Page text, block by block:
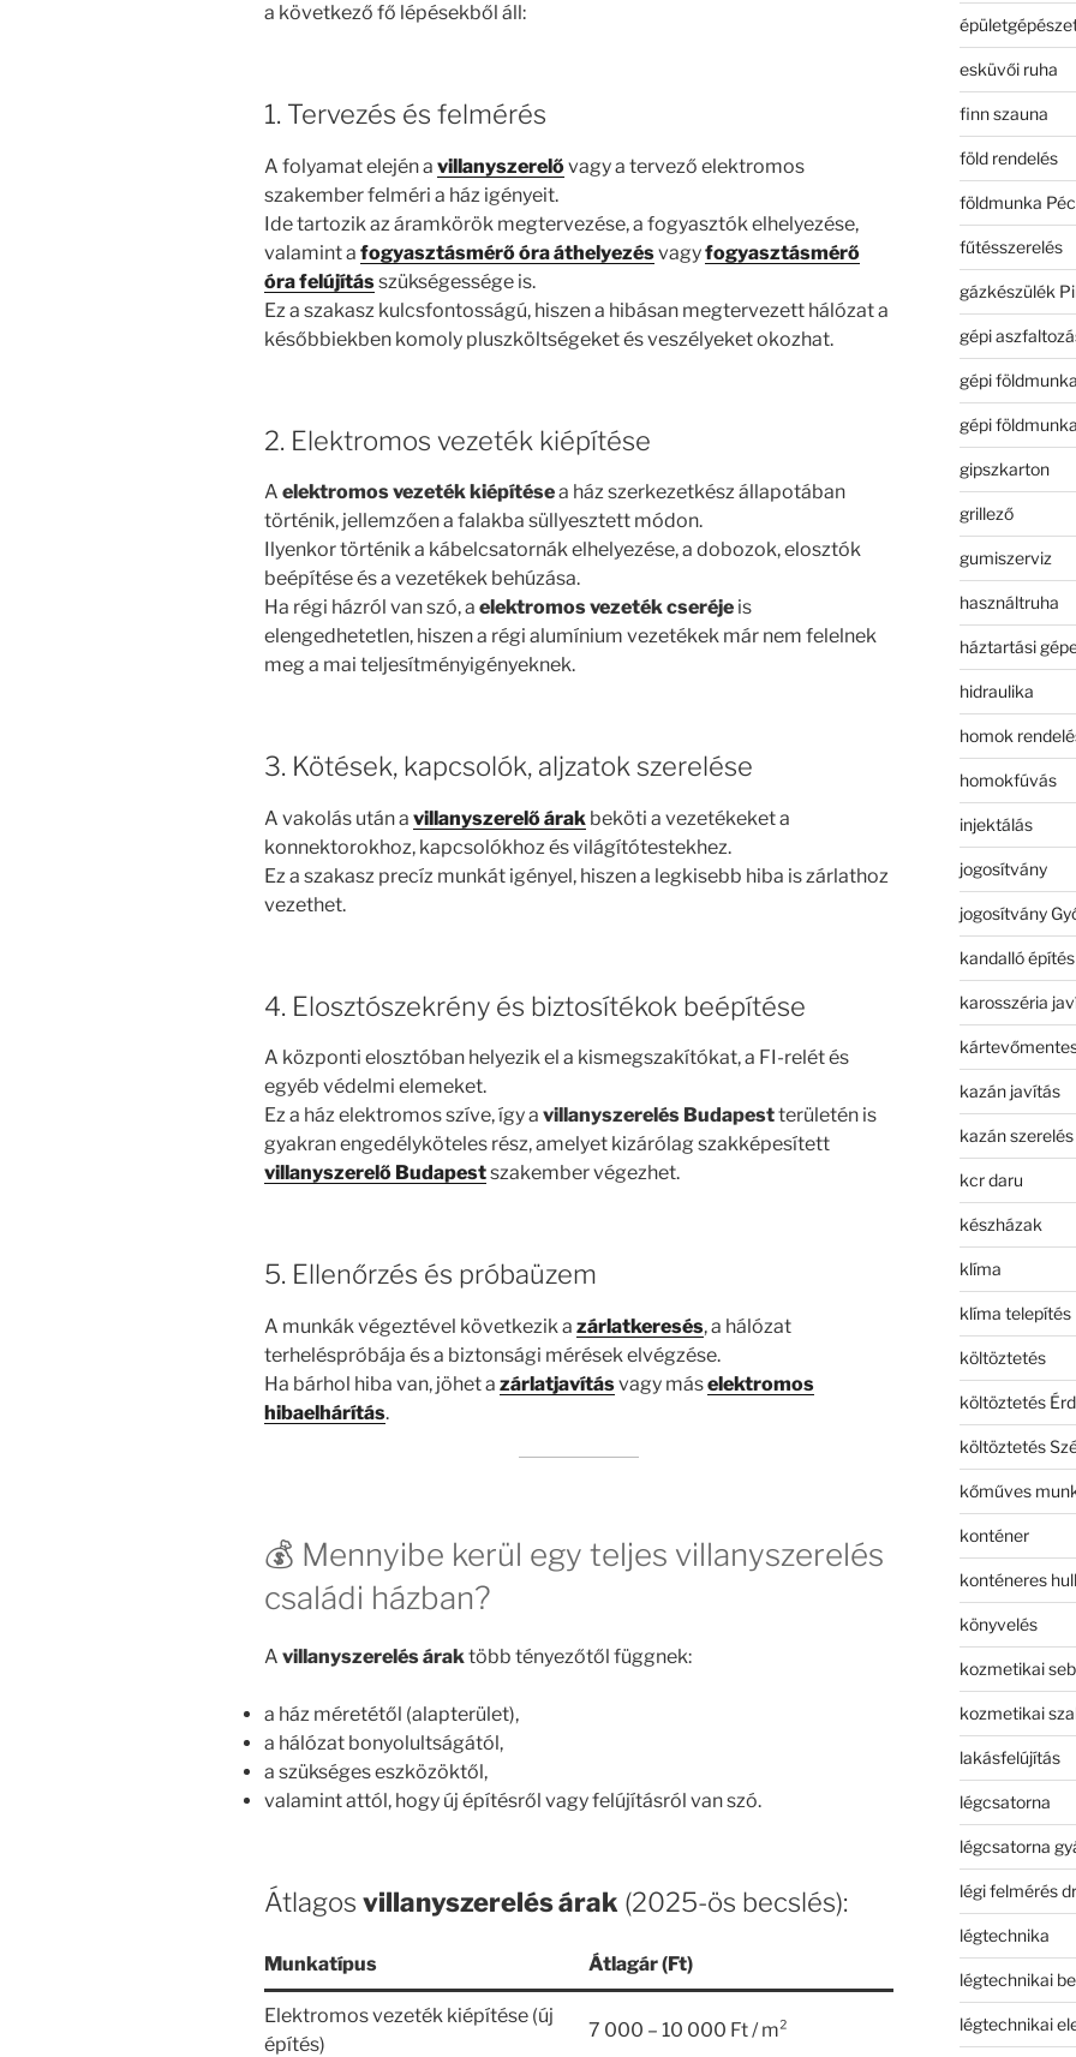
a következő fő lépésekből áll:
1. Tervezés és felmérés
A folyamat elején a villanyszerelővagy a tervező elektromos
szakember felméri a ház igényeit.
Ide tartozik az áramkörök megtervezése, a fogyasztók elhelyezése,
valamint a fogyasztásmérő óra áthelyezésvagyfogyasztásmérő
óra felújításszükségessége is.
Ez a szakasz kulcsfontosságú, hiszen a hibásan megtervezett hálózat a
későbbiekben komoly pluszköltségeket és veszélyeket okozhat.
2. Elektromos vezeték kiépítése
A elektromos vezeték kiépítésea ház szerkezetkész állapotában
történik, jellemzően a falakba süllyesztett módon.
Ilyenkor történik a kábelcsatornák elhelyezése, a dobozok, elosztók
beépítése és a vezetékek behúzása.
Ha régi házról van szó, a elektromos vezeték cseréje is
elengedhetetlen, hiszen a régi alumínium vezetékek már nem felelnek
meg a mai teljesítményigényeknek.
3. Kötések, kapcsolók, aljzatok szerelése
A vakolás után a villanyszerelő árak beköti a vezetékeket a
konnektorokhoz, kapcsolókhoz és világítótestekhez.
Ez a szakasz precíz munkát igényel, hiszen a legkisebb hiba is zárlathoz
vezethet.
4. Elosztószekrény és biztosítékok beépítése
A központi elosztóban helyezik el a kismegszakítókat, a FI-relét és
egyéb védelmi elemeket.
Ez a ház elektromos szíve, így a villanyszerelés Budapestterületén is
gyakran engedélyköteles rész, amelyet kizárólag szakképesített
villanyszerelő Budapestszakember végezhet.
5. Ellenőrzés és próbaüzem
A munkák végeztével következik a zárlatkeresés, a hálózat
terheléspróbája és a biztonsági mérések elvégzése.
Ha bárhol hiba van, jöhet a zárlatjavításvagy máselektromos
hibaelhárítás.
💰 Mennyibe kerül egy teljes villanyszerelés
családi házban?
A villanyszerelés áraktöbb tényezőtől függnek:
a ház méretétől (alapterület),
a hálózat bonyolultságától,
a szükséges eszközöktől,
valamint attól, hogy új építésről vagy felújításról van szó.
Átlagos villanyszerelés árak (2025-ös becslés):
Munkatípus Átlagár (Ft)
Elektromos vezeték kiépítése (új
építés)
7 000 – 10 000 Ft / m²
esküvői ruha
finn szauna
föld rendelés
földmunka
fűtésszerelés
gázkészülék
gépi
gépi földmunka
gépi
gipszkarton
grillező
gumiszerviz
használtruha
háztartási
hidraulika
homok
homokfúvás
injektálás
jogosítvány
jogosítvány
kandalló építés
karosszéria
kazán javítás
kazán szerelés
kcr daru
készházak
klíma
klíma telepítés
költöztetés
költöztetés Érd
költöztetés
kőműves
konténer
konténeres
könyvelés
kozmetikai
kozmetikai
lakásfelújítás
légcsatorna
légcsatorna
légi felmérés
légtechnika
légtechnikai
légtechnikai